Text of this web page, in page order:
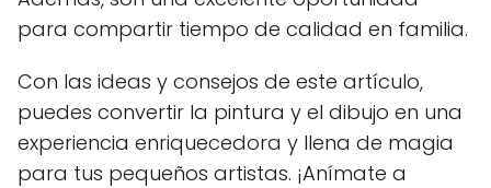
para compartir tiempo de calidad en familia.
Con las ideas y consejos de este artículo,
puedes convertir la pintura y el dibujo en una
experiencia enriquecedora y llena de magia
para tus pequeños artistas. ¡Anímate a